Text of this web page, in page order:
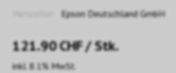
Epson Deutschland GmbH
121.90CHF/ Stk.
inkl. 8.1% MwSt.